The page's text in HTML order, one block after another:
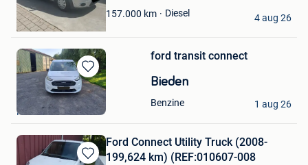
157.000 km Diesel
Jitser
Oosteeklo
4 aug 26
Bewaren
in
Mijn
Favorieten
ford transit connect
Bieden
Benzine
dirk
Krombeke
1 aug 26
Ford Connect Utility Truck (2008-
199,624 km) (REF:010607-008